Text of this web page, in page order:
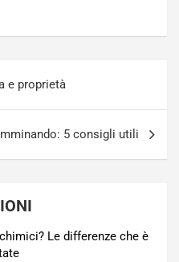
e proprietà
5 consigli utili
Le differenze che è